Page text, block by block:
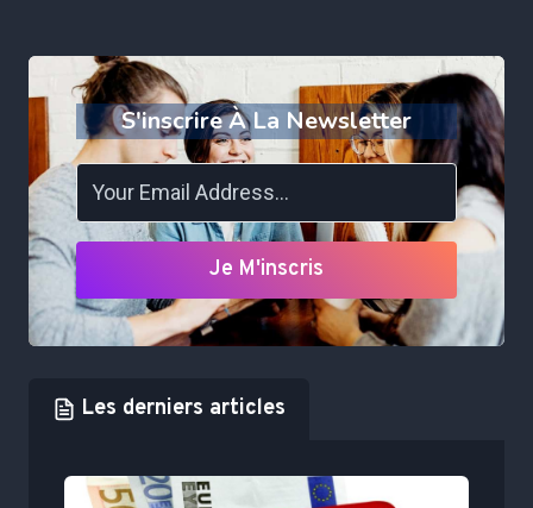
S'inscrire À La Newsletter
Je M'inscris
Les derniers articles